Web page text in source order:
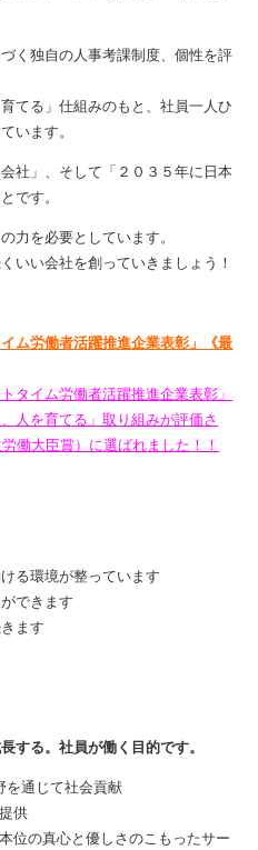
く独自の人事考課制度、個性を評
てる」仕組みのもと、社員一人ひ
います。
社」、そして「２０３５年に日本
です。
力を必要としています。
いい会社を創っていきましょう！
ム労働者活躍推進企業表彰」《最
タイム労働者活躍推進企業表彰」
人を育てる」取り組みが評価さ
働大臣賞）に選ばれました！！
る環境が整っています
できます
ます
する。社員が働く目的です。
を通じて社会貢献
供
位の真心と優しさのこもったサー